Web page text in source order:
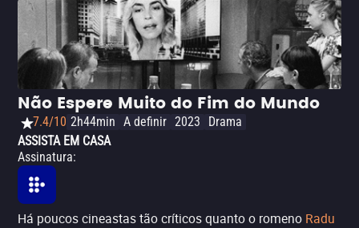
Não Espere Muito do Fim do Mundo
7.4/10 2h44min A definir 2023
Drama
ASSISTA EM CASA
Assinatura:
Há poucos cineastas tão críticos quanto o romeno Radu